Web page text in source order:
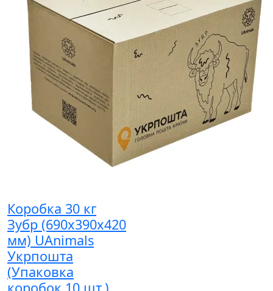
Коробка 30 кг
Зубр (690х390х420
мм) UAnimals
Укрпошта
(Упаковка